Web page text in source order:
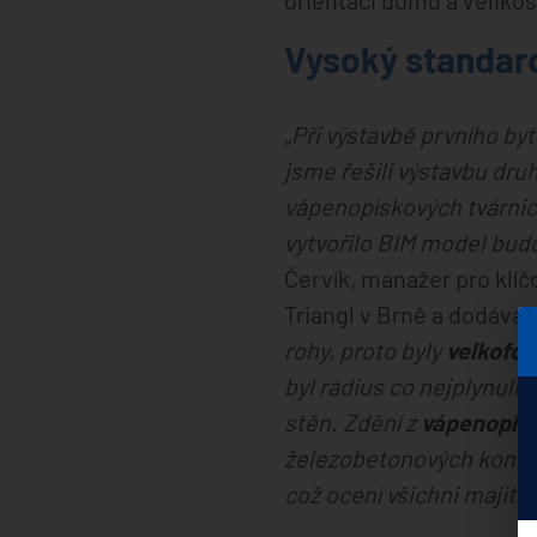
Vysoký
„Při výstavbě prvního
jsme řešili výstavbu
vápenopískových tvárnic
vytvořilo BIM model
Červík, manažer pro
Triangl v Brně a dodává:
rohy, proto byly
byl rádius co
stěn. Zdění z
železobetonových
což ocení všichni